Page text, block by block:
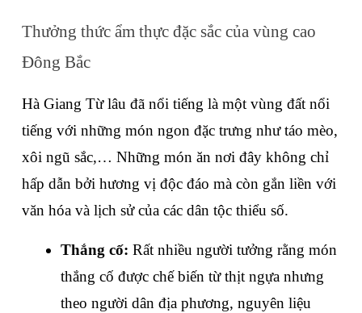
Thưởng thức ẩm thực đặc sắc của vùng cao
Đông Bắc
Hà Giang Từ lâu đã nổi tiếng là một vùng đất nổi
tiếng với những món ngon đặc trưng như táo mèo,
xôi ngũ sắc,… Những món ăn nơi đây không chỉ
hấp dẫn bởi hương vị độc đáo mà còn gắn liền với
văn hóa và lịch sử của các dân tộc thiểu số.
Thắng cố: Rất nhiều người tưởng rằng món
thắng cố được chế biến từ thịt ngựa nhưng
theo người dân địa phương, nguyên liệu